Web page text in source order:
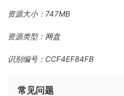
资源大小：747MB
资源类型：网盘
识别编号：CCF4EF84FB
常见问题